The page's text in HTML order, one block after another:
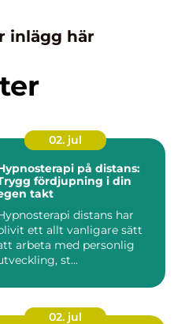
inlägg här
02. jul
på distans:
fördjupning i din
takt
distans har
ett allt vanligare sätt
arbeta med personlig
st...
02. jul